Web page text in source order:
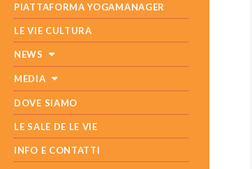
PIATTAFORMA YOGAMANAGER
LE VIE CULTURA
NEWS
MEDIA
DOVE SIAMO
LE SALE DE LE VIE
INFO E CONTATTI